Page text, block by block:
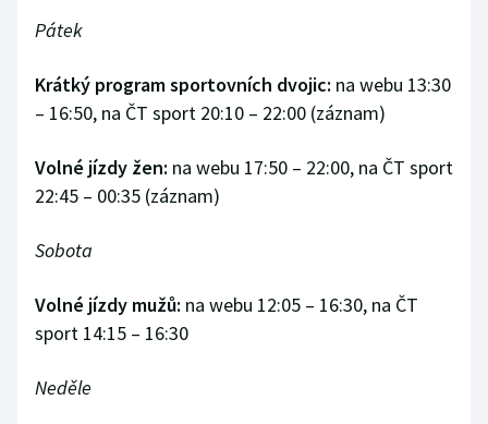
Pátek
Krátký program sportovních dvojic: na webu 13:30
– 16:50, na ČT sport 20:10 – 22:00 (záznam)
Volné jízdy žen: na webu 17:50 – 22:00, na ČT sport
22:45 – 00:35 (záznam)
Sobota
Volné jízdy mužů: na webu 12:05 – 16:30, na ČT
sport 14:15 – 16:30
Neděle